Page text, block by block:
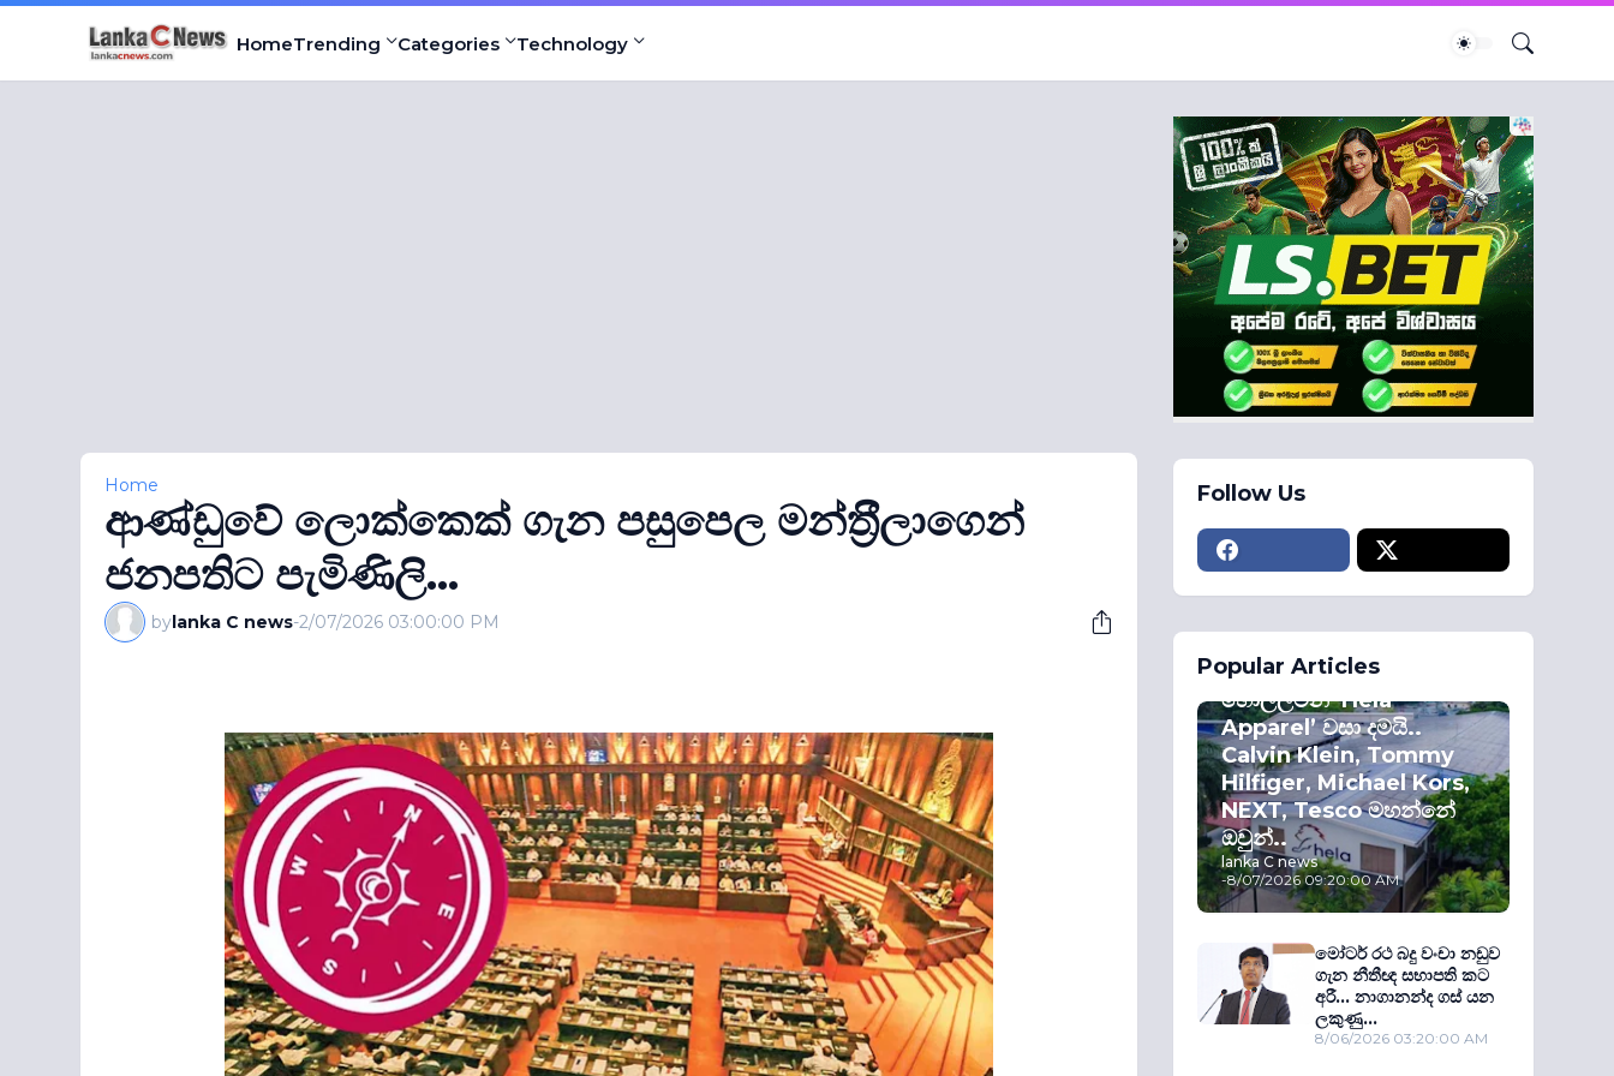
HomeTrending Categories Technology
Home
ආණ්ඩුවේ ලොක්කෙක් ගැන පසුපෙල මන්ත‍්‍රීලාගෙන්
ජනපතිට පැමිණිලි...
bylanka C news-2/07/2026 03:00:00 PM
Follow Us
Popular Articles
කොළඹ කොටස්
හොල්ලමින් ‘Hela
Apparel’ වසා දමයි..
Calvin Klein, Tommy
Hilfiger, Michael Kors,
NEXT, Tesco මහන්නේ
ඔවුන්..
lanka C news
-8/07/2026 09:20:00 AM
මෝටර් රථ බදු වංචා නඩුව
ගැන නීතීඥ සභාපති කට
අරී... නාගානන්ද ගස් යන
ලකුණු...
8/06/2026 03:20:00 AM